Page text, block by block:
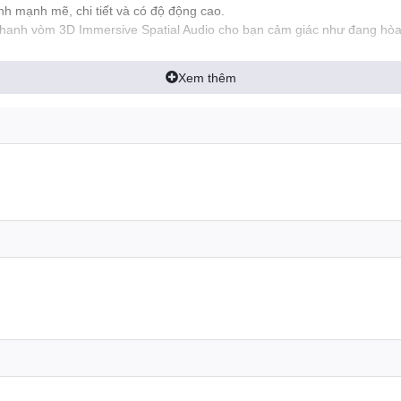
mạnh mẽ, chi tiết và có độ động cao.
vòm 3D Immersive Spatial Audio cho bạn cảm giác như đang
5.3, mang đến kết nối không dây ổn định, nhanh chóng và tiết
trạng giật lag, mất kết nối.
pin hơn so với các phiên bản Bluetooth cũ.
Xem thêm